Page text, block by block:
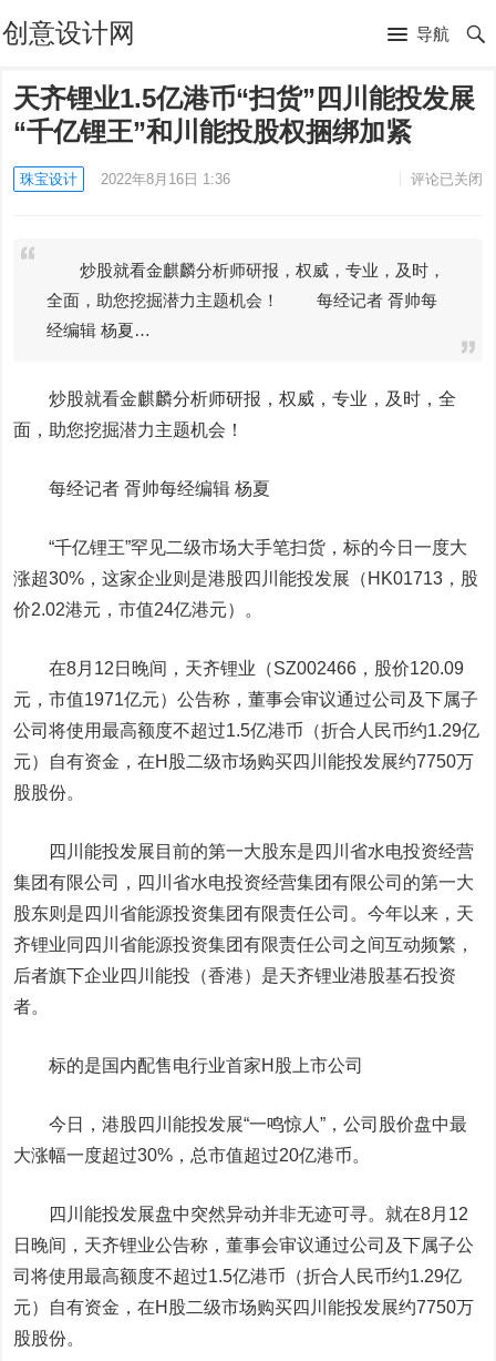
创意设计网 导航
天齐锂业1.5亿港币“扫货”四川能投发展
“千亿锂王”和川能投股权捆绑加紧
珠宝设计 2022年8月16日 1:36 评论已关闭
炒股就看金麒麟分析师研报，权威，专业，及时，
全面，助您挖掘潜力主题机会！ 每经记者 胥帅每
经编辑 杨夏…
炒股就看金麒麟分析师研报，权威，专业，及时，全
面，助您挖掘潜力主题机会！
每经记者 胥帅每经编辑 杨夏
“千亿锂王”罕见二级市场大手笔扫货，标的今日一度大
涨超30%，这家企业则是港股四川能投发展（HK01713，股
价2.02港元，市值24亿港元）。
在8月12日晚间， 天齐锂业 （SZ002466，股价120.09
元，市值1971亿元）公告称，董事会审议通过公司及下属子
公司将使用最高额度不超过1.5亿港币（折合人民币约1.29亿
元）自有资金，在H股二级市场购买四川能投发展约7750万
股股份。
四川能投发展目前的第一大股东是四川省水电投资经营
集团有限公司，四川省水电投资经营集团有限公司的第一大
股东则是四川省能源投资集团有限责任公司。今年以来，天
齐锂业同四川省能源投资集团有限责任公司之间互动频繁，
后者旗下企业四川能投（香港）是天齐锂业港股基石投资
者。
标的是国内配售电行业首家H股上市公司
今日，港股四川能投发展“一鸣惊人”，公司股价盘中最
大涨幅一度超过30%，总市值超过20亿港币。
四川能投发展盘中突然异动并非无迹可寻。就在8月12
日晚间，天齐锂业公告称，董事会审议通过公司及下属子公
司将使用最高额度不超过1.5亿港币（折合人民币约1.29亿
元）自有资金，在H股二级市场购买四川能投发展约7750万
股股份。